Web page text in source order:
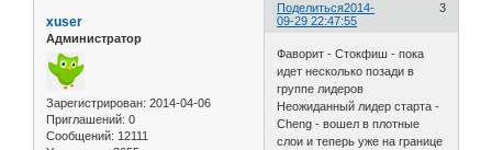
Поделиться 3
2014-
09-29 22:47:55
xuser
Администратор
Зарегистрирован: 2014-04-06
Приглашений: 0
Сообщений: 12111
Фаворит - Стокфиш - пока
идет несколько позади в
группе лидеров
Неожиданный лидер старта -
Cheng - вошел в плотные
слои и теперь уже на границе